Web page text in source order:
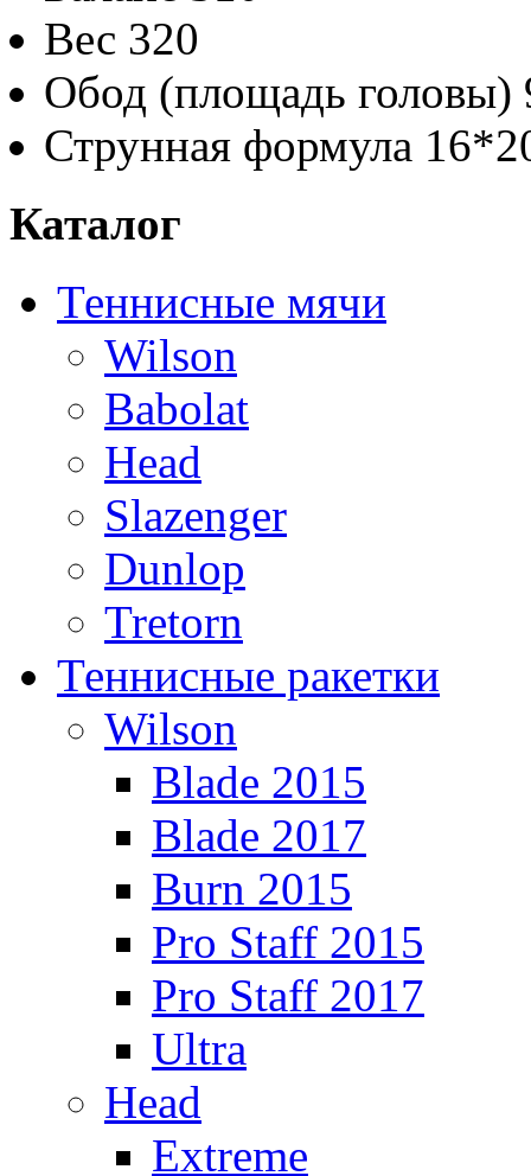
Вес 320
Обод (площадь головы)
Струнная формула
Каталог
Теннисные мячи
Wilson
Babolat
Head
Slazenger
Dunlop
Tretorn
Теннисные ракетки
Wilson
Blade 2015
Blade 2017
Burn 2015
Pro Staff 2015
Pro Staff 2017
Ultra
Head
Extreme